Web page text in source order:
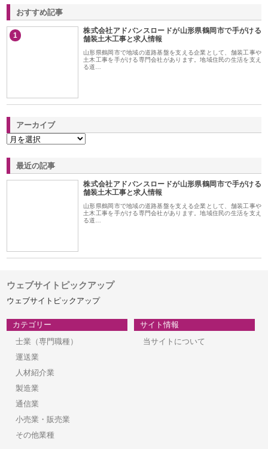
おすすめ記事
1
株式会社アドバンスロードが山形県鶴岡市で手がける
舗装土木工事と求人情報
山形県鶴岡市で地域の道路基盤を支える企業として、舗装工事や
土木工事を手がける専門会社があります。地域住民の生活を支え
る道…
アーカイブ
最近の記事
株式会社アドバンスロードが山形県鶴岡市で手がける
舗装土木工事と求人情報
山形県鶴岡市で地域の道路基盤を支える企業として、舗装工事や
土木工事を手がける専門会社があります。地域住民の生活を支え
る道…
ウェブサイトピックアップ
ウェブサイトピックアップ
カテゴリー
士業（専門職種）
運送業
人材紹介業
製造業
通信業
小売業・販売業
その他業種
サイト情報
当サイトについて